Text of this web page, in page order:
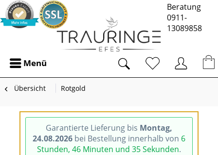
Beratung
0911-
13089858
Menü
Übersicht Rotgold
Garantierte Lieferung bis Montag,
24.08.2026 bei Bestellung innerhalb von 6
Stunden, 46 Minuten und 34 Sekunden.